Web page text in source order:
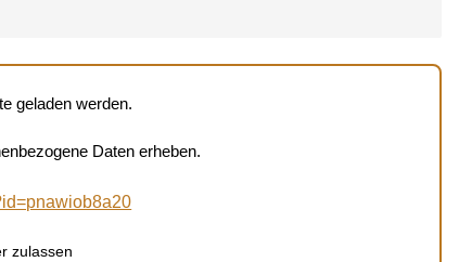
geladen werden.
Daten erheben.
zulassen